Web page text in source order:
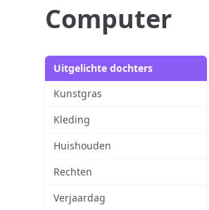
Computer
Uitgelichte dochters
Kunstgras
Kleding
Huishouden
Rechten
Verjaardag